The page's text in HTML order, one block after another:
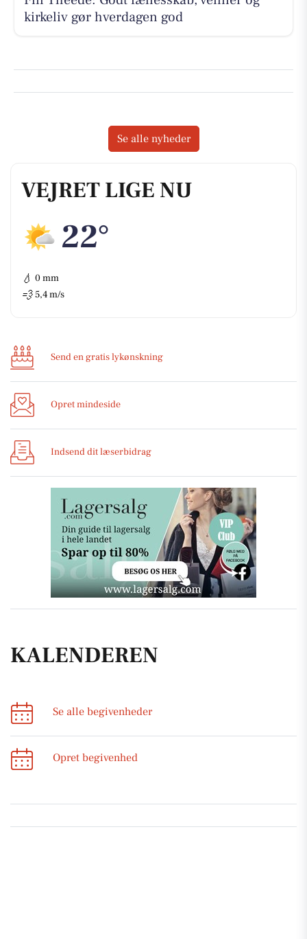
VEJRET LIGE NU
22°
💧 0 mm
💨 5,4 m/s
Send en gratis lykønskning
Opret mindeside
Indsend dit læserbidrag
KALENDEREN
Se alle begivenheder
Opret begivenhed
kirkeliv gør hverdagen god
Se alle nyheder